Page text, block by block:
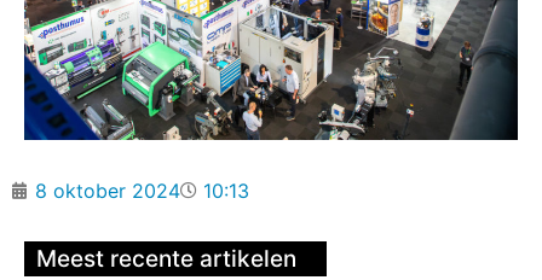
8 oktober 2024 10:13
Meest recente artikelen